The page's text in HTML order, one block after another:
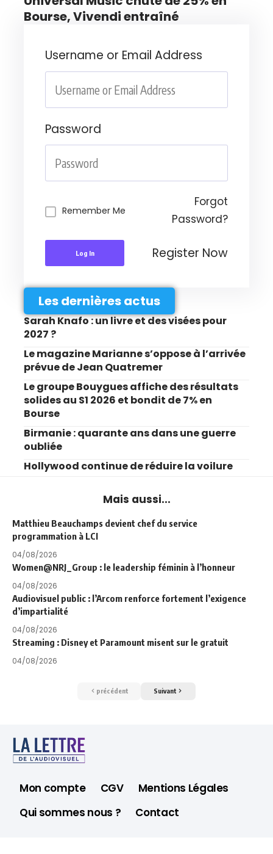
Bourse, Vivendi entraîné
Username or Email Address
Password
Remember Me
Forgot
Password?
Log In Register Now
Les dernières actus
Sarah Knafo : un livre et des visées pour
2027 ?
Le magazine Marianne s’oppose à l’arrivée
prévue de Jean Quatremer
Le groupe Bouygues affiche des résultats
solides au S1 2026 et bondit de 7% en
Bourse
Birmanie : quarante ans dans une guerre
oubliée
Hollywood continue de réduire la voilure
Mais aussi...
Matthieu Beauchamps devient chef du service
programmation à LCI
04/08/2026
Women@NRJ_Group : le leadership féminin à l’honneur
04/08/2026
Audiovisuel public : l’Arcom renforce fortement l’exigence
d’impartialité
04/08/2026
Streaming : Disney et Paramount misent sur le gratuit
04/08/2026
précédent Suivant
Mon compte CGV
Mentions Légales
Qui sommes nous ?
Contact